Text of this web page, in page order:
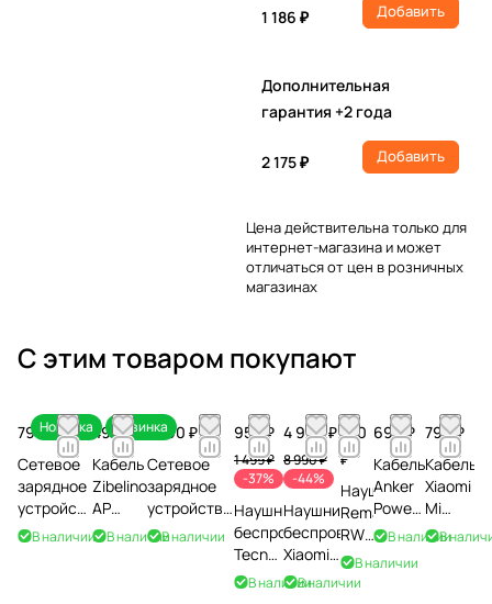
1 186 ₽ Добавить
Дополнительная
гарантия +2 года
2 175 ₽ Добавить
Цена действительна только для
интернет-магазина и может
отличаться от цен в розничных
магазинах
С этим товаром покупают
Новинка
790 ₽
Сетевое
зарядное
устройство
Zibelino
В наличии
Новинка
490 ₽
Кабель
Zibelino
AP
Type-C
В наличии
1 590 ₽
Сетевое
зарядное
устройство
Baseus
В наличии
950 ₽
1 499 ₽
-37%
Наушники
беспроводные
Tecno
Buds 4
В наличии
4 990 ₽
8 990 ₽
-44%
Наушники
беспроводные
Xiaomi
Redmi
В наличии
190
₽
Наушники
Remax
RW-
108,
черный
В наличии
690 ₽
Кабель
Anker
PowerLine
USB to
0,9m,
В наличии
790 ₽
Кабель
Xiaomi
Mi
Braided
В